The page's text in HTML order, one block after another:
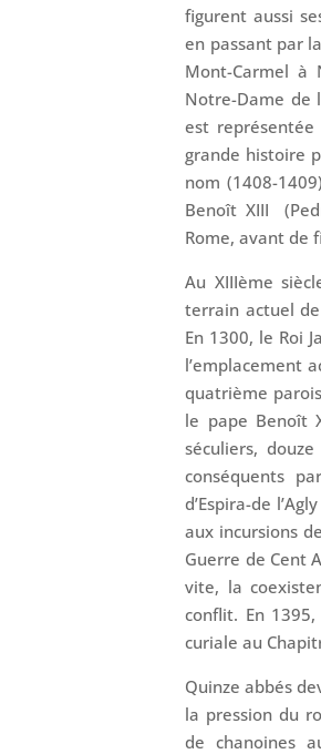
figurent aussi
en passant par
Mont-Carmel à
Notre-Dame de
est représentée
grande histoire
nom (1408-
Benoît XIII
Rome, avant de
Au XIIIème
terrain actuel
En 1300, le Roi
l’emplacement
quatrième
le pape Benoît
séculiers,
conséquents
d’Espira-de
aux incursions
Guerre de Cent
vite, la
conflit. En
curiale au
Quinze abbés
la pression du
de chanoines